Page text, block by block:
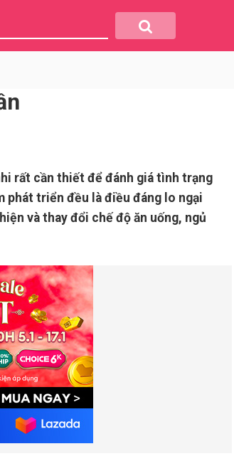
rất cần thiết để đánh giá tình trạng
phát triển đều là điều đáng lo ngại
và thay đổi chế độ ăn uống, ngủ